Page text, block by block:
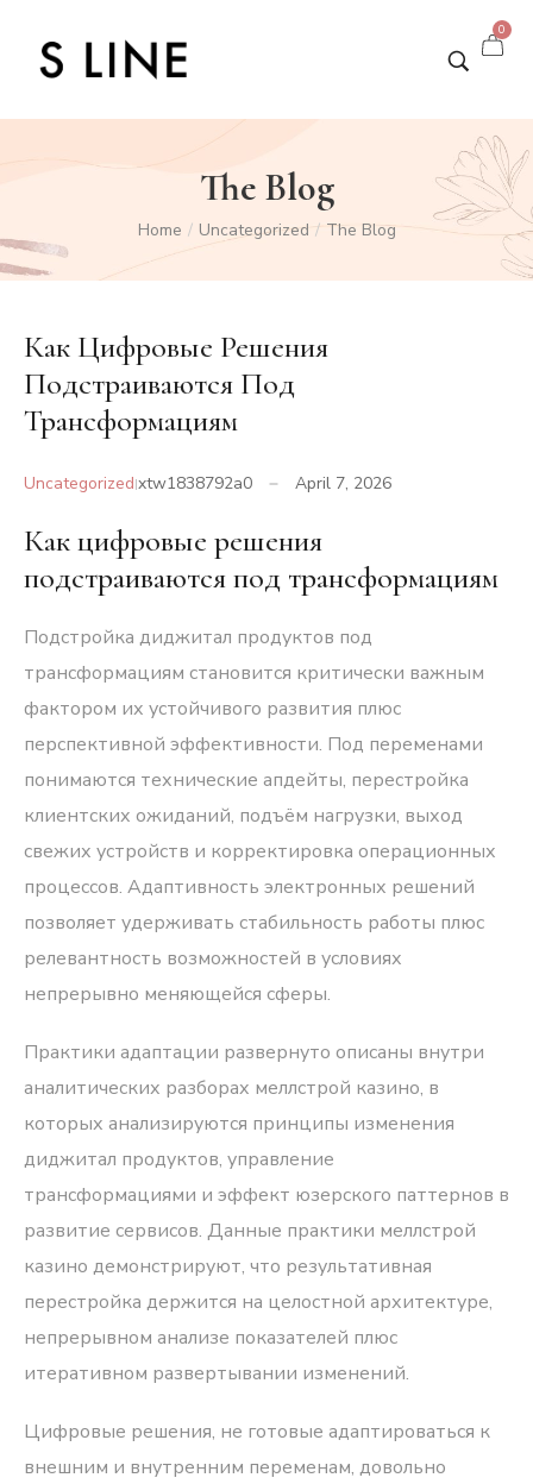
0
The Blog
Home / Uncategorized / The Blog
Как Цифровые Решения
Подстраиваются Под
Трансформациям
Uncategorized xtw1838792a0 April 7, 2026
Как цифровые решения
подстраиваются под трансформациям
Подстройка диджитал продуктов под
трансформациям становится критически важным
фактором их устойчивого развития плюс
перспективной эффективности. Под переменами
понимаются технические апдейты, перестройка
клиентских ожиданий, подъём нагрузки, выход
свежих устройств и корректировка операционных
процессов. Адаптивность электронных решений
позволяет удерживать стабильность работы плюс
релевантность возможностей в условиях
непрерывно меняющейся сферы.
Практики адаптации развернуто описаны внутри
аналитических разборах меллстрой казино, в
которых анализируются принципы изменения
диджитал продуктов, управление
трансформациями и эффект юзерского паттернов в
развитие сервисов. Данные практики меллстрой
казино демонстрируют, что результативная
перестройка держится на целостной архитектуре,
непрерывном анализе показателей плюс
итеративном развертывании изменений.
Цифровые решения, не готовые адаптироваться к
внешним и внутренним переменам, довольно